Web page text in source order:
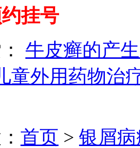
挂号
牛皮癣的产
童外用药物治
首页 > 银屑